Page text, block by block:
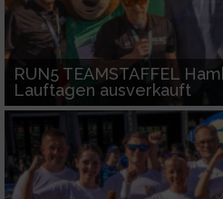
RUN5 TEAMSTAFFEL
Lauftagen ausverkauft
Funktional
Werbung